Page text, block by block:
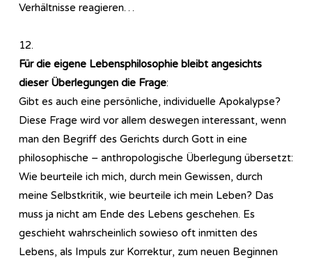
Verhältnisse reagieren…
12.
Für die eigene Lebensphilosophie bleibt angesichts
dieser Überlegungen die Frage:
Gibt es auch eine persönliche, individuelle Apokalypse?
Diese Frage wird vor allem deswegen interessant, wenn
man den Begriff des Gerichts durch Gott in eine
philosophische – anthropologische Überlegung übersetzt:
Wie beurteile ich mich, durch mein Gewissen, durch
meine Selbstkritik, wie beurteile ich mein Leben? Das
muss ja nicht am Ende des Lebens geschehen. Es
geschieht wahrscheinlich sowieso oft inmitten des
Lebens, als Impuls zur Korrektur, zum neuen Beginnen